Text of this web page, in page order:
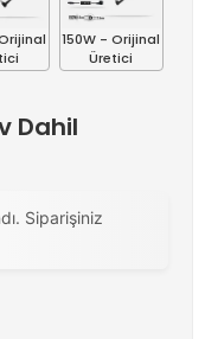
150W - Orijinal
Üretici
Dahil
Siparişiniz